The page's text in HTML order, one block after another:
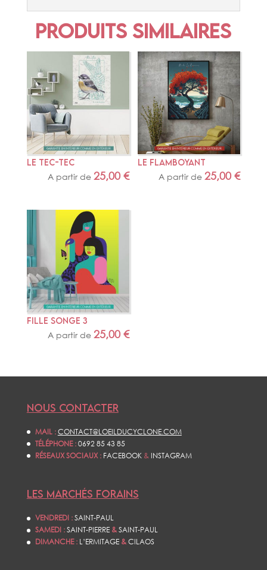
Produits similaires
LE TEC-TEC
A partir de 25,00 €
LE FLAMBOYANT
A partir de25,00€
FILLE SONGE 3
A partir de 25,00 €
NOUS CONTACTER
MAIL :CONTACT@LOEILDUCYCLONE.COM
TÉLÉPHONE :0692 85 43 85
RÉSEAUX SOCIAUX : FACEBOOK& INSTAGRAM
LES MARCHÉS FORAINS
VENDREDI :SAINT-PAUL
SAMEDI :SAINT-PIERRE&SAINT-PAUL
DIMANCHE : L’ERMITAGE &CILAOS